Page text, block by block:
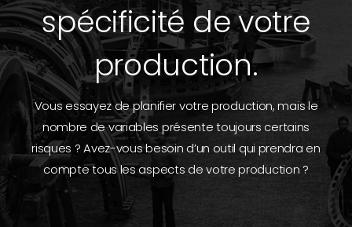
spécificité de votre
production.
Vous essayez de planifier votre production, mais le
nombre de variables présente toujours certains
risques ? Avez-vous besoin d’un outil qui prendra en
compte tous les aspects de votre production ?